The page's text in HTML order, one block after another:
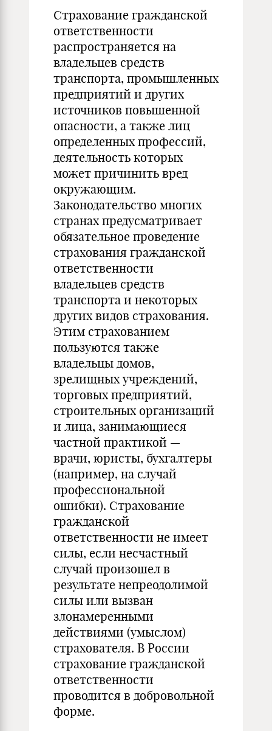
Страхование гражданской
ответственности
распространяется на
владельцев средств
транспорта, промышленных
предприятий и других
источников повышенной
опасности, а также лиц
определенных профессий,
деятельность которых
может причинить вред
окружающим.
Законодательство многих
странах предусматривает
обязательное проведение
страхования гражданской
ответственности
владельцев средств
транспорта и некоторых
других видов страхования.
Этим страхованием
пользуются также
владельцы домов,
зрелищных учреждений,
торговых предприятий,
строительных организаций
и лица, занимающиеся
частной практикой —
врачи, юристы, бухгалтеры
(например, на случай
профессиональной
ошибки). Страхование
гражданской
ответственности не имеет
силы, если несчастный
случай произошел в
результате непреодолимой
силы или вызван
злонамеренными
действиями (умыслом)
страхователя. В России
страхование гражданской
ответственности
проводится в добровольной
форме.